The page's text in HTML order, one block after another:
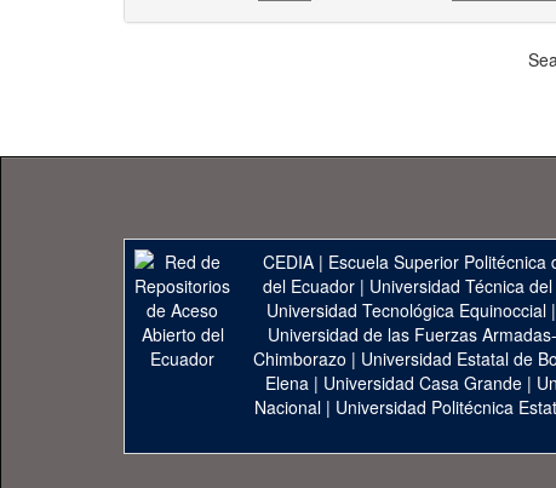
CEDIA | Escuela Superior Politécnica
del Ecuador| Universidad Técnica
Universidad Tecnológica Equinoccial|
Universidad de las Fuerzas
Chimborazo | Universidad Estatal de
Elena | Universidad Casa Grande |
Nacional | Universidad Politécnica